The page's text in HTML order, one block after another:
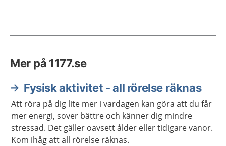
Mer på 1177.se
Fysisk aktivitet - all rörelse räknas
Att röra på dig lite mer i vardagen kan göra att du får
mer energi, sover bättre och känner dig mindre
stressad. Det gäller oavsett ålder eller tidigare vanor.
Kom ihåg att all rörelse räknas.